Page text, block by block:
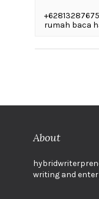
rumah baca
About
writing and